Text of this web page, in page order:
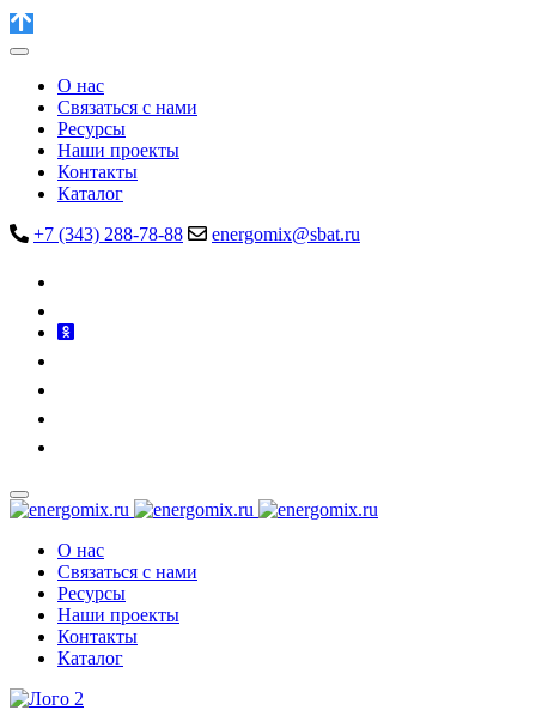
О нас
Связаться с нами
Ресурсы
Наши проекты
Контакты
Каталог
+7 (343) 288-78-88
energomix@sbat.ru
О нас
Связаться с нами
Ресурсы
Наши проекты
Контакты
Каталог